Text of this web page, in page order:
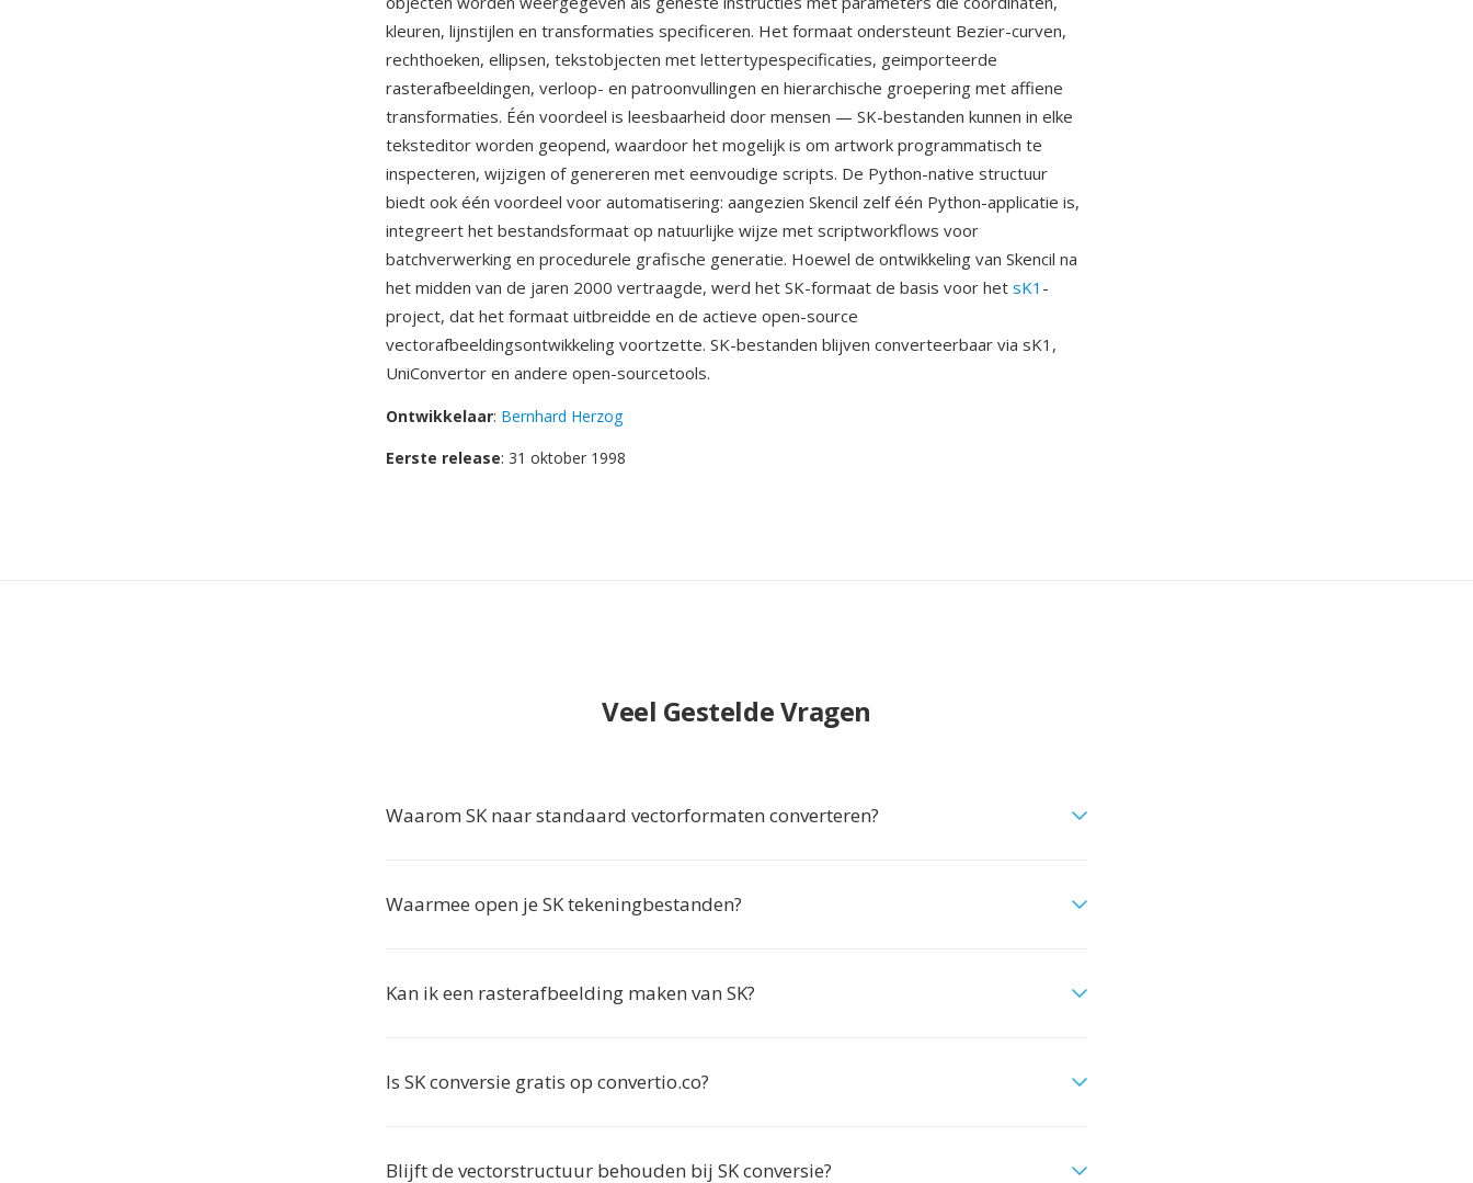
kleuren, lijnstijlen en transformaties specificeren. Het formaat ondersteunt Bezier-curven,
rechthoeken, ellipsen, tekstobjecten met lettertypespecificaties, geimporteerde
rasterafbeeldingen, verloop- en patroonvullingen en hierarchische groepering met affiene
transformaties. Één voordeel is leesbaarheid door mensen — SK-bestanden kunnen in elke
teksteditor worden geopend, waardoor het mogelijk is om artwork programmatisch te
inspecteren, wijzigen of genereren met eenvoudige scripts. De Python-native structuur
biedt ook één voordeel voor automatisering: aangezien Skencil zelf één Python-applicatie is,
integreert het bestandsformaat op natuurlijke wijze met scriptworkflows voor
batchverwerking en procedurele grafische generatie. Hoewel de ontwikkeling van Skencil na
het midden van de jaren 2000 vertraagde, werd het SK-formaat de basis voor het sK1 -
project, dat het formaat uitbreidde en de actieve open-source
vectorafbeeldingsontwikkeling voortzette. SK-bestanden blijven converteerbaar via sK1,
UniConvertor en andere open-sourcetools.
Ontwikkelaar: Bernhard Herzog
Eerste release: 31 oktober 1998
Veel Gestelde Vragen
Waarom SK naar standaard vectorformaten converteren?
Waarmee open je SK tekeningbestanden?
Kan ik een rasterafbeelding maken van SK?
Is SK conversie gratis op convertio.co?
Blijft de vectorstructuur behouden bij SK conversie?